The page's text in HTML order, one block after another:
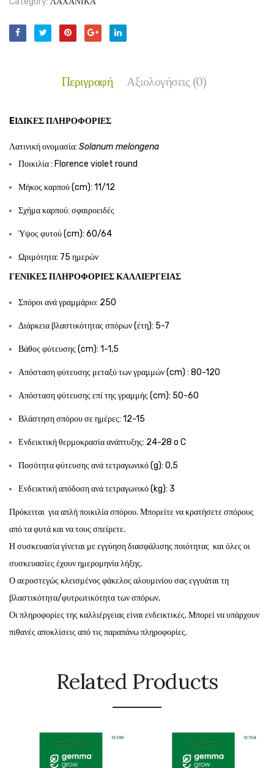
Περιγραφή Αξιολογήσεις (0)
EΙΔΙΚΈΣ ΠΛΗΡΟΦΟΡΊΕΣ
Λατινική ονομασία: Solanum melongena
Ποικιλία : Florence violet round
Μήκος καρπού (cm): 11/12
Σχήμα καρπού: σφαιροειδές
Ύψος φυτού (cm): 60/64
Ωριμότητα: 75 ημερών
ΓΕΝΙΚΈΣ ΠΛΗΡΟΦΟΡΊΕΣ ΚΑΛΛΙΈΡΓΕΙΑΣ
Σπόροι ανά γραμμάριο: 250
Διάρκεια βλαστικότητας σπόρων (έτη): 5-7
Βάθος φύτευσης (cm): 1-1,5
Απόσταση φύτευσης μεταξύ των γραμμών (cm) : 80-120
Απόσταση φύτευσης επί της γραμμής (cm): 50-60
Βλάστηση σπόρου σε ημέρες: 12-15
Ενδεικτική θερμοκρασία ανάπτυξης: 24-28 o C
Ποσότητα φύτευσης ανά τετραγωνικό (g): 0,5
Ενδεικτική απόδοση ανά τετραγωνικό (kg): 3
Πρόκειται για απλή ποικιλία σπόρου. Μπορείτε να κρατήσετε σπόρους
από τα φυτά και να τους σπείρετε.
Η συσκευασία γίνεται με εγγύηση διασφάλισης ποιότητας και όλες οι
συσκευασίες έχουν ημερομηνία λήξης.
Ο αεροστεγώς κλεισμένος φάκελος αλουμινίου σας εγγυάται τη
βλαστικότητα/φυτρωτικότητα των σπόρων.
Οι πληροφορίες της καλλιέργειας είναι ενδεικτικές. Μπορεί να υπάρχουν
πιθανές αποκλίσεις από τις παραπάνω πληροφορίες.
Related Products